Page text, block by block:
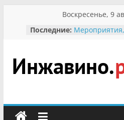
содержимому
Воскресенье, 9
Последние:
гражданин
участнице
сельский
портал